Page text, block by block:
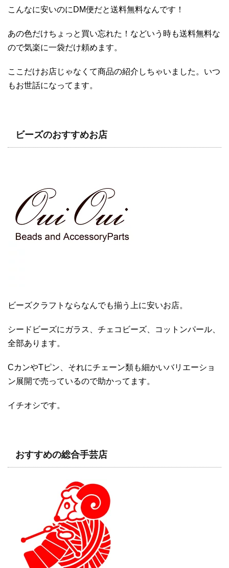
こんなに安いのにDM便だと送料無料なんです！
あの色だけちょっと買い忘れた！などいう時も送料無料な
ので気楽に一袋だけ頼めます。
ここだけお店じゃなくて商品の紹介しちゃいました。いつ
もお世話になってます。
ビーズのおすすめお店
ビーズクラフトならなんでも揃う上に安いお店。
シードビーズにガラス、チェコビーズ、コットンパール、
全部あります。
CカンやTピン、それにチェーン類も細かいバリエーショ
ン展開で売っているので助かってます。
イチオシです。
おすすめの総合手芸店